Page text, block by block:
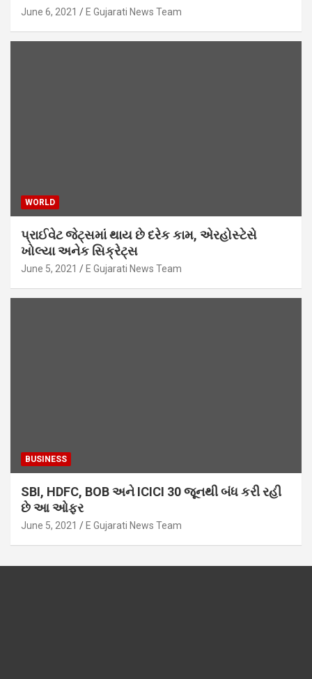
June 6, 2021 E Gujarati News Team
WORLD
પ્રાઈવેટ જેટ્સમાં થાય છે દરેક કામ, એરહોસ્ટેસે
ખોલ્યા અનેક સિક્રેટ્સ
June 5, 2021 E Gujarati News Team
BUSINESS
SBI, HDFC, BOB અને ICICI 30 જૂનથી બંધ કરી રહી
છે આ ઓફર
June 5, 2021 E Gujarati News Team